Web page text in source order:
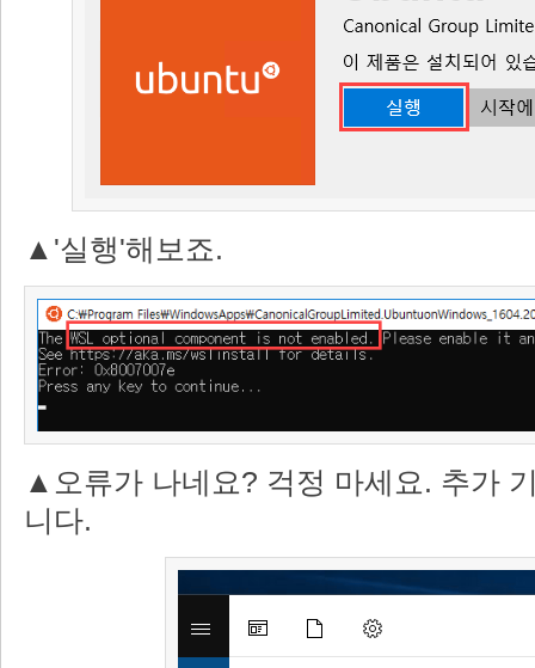
▲'실행'해보죠.
▲오류가 나네요? 걱정 마세요. 추가
니다.